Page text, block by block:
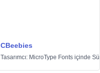
CBeebies
Tasarımcı: MicroType Fonts içinde